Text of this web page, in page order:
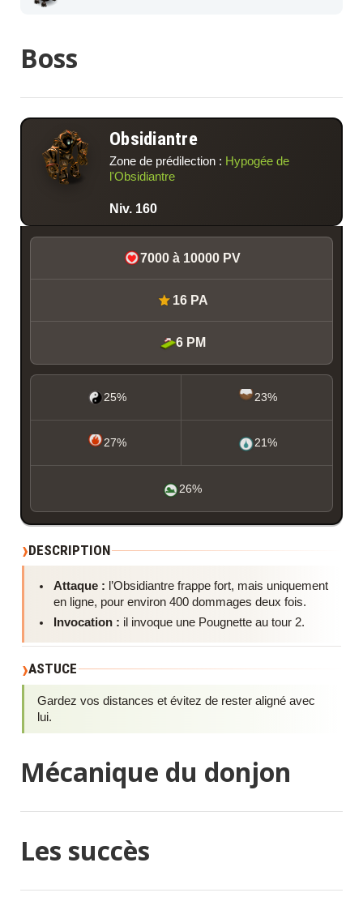
Boss
Obsidiantre
Zone de prédilection : Hypogée de
l'Obsidiantre
Niv. 160
7000 à 10000 PV
16 PA
6 PM
25% 23%
27% 21%
26%
DESCRIPTION
Attaque : l’Obsidiantre frappe fort, mais uniquement
en ligne, pour environ 400 dommages deux fois.
Invocation : il invoque une Pougnette au tour 2.
ASTUCE
Gardez vos distances et évitez de rester aligné avec
lui.
Mécanique du donjon
Les succès